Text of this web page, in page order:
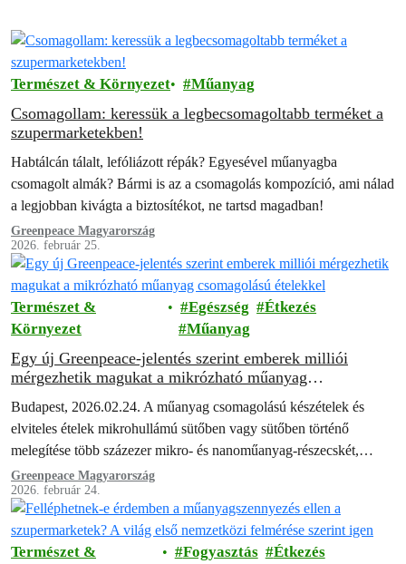
Természet & Környezet Műanyag
Csomagollam: keressük a legbecsomagoltabb terméket a
szupermarketekben!
Habtálcán tálalt, lefóliázott répák? Egyesével műanyagba
csomagolt almák? Bármi is az a csomagolás kompozíció, ami nálad
a legjobban kivágta a biztosítékot, ne tartsd magadban!
Greenpeace Magyarország
2026. február 25.
Természet &
Környezet
Egészség
Étkezés
Műanyag
Egy új Greenpeace-jelentés szerint emberek milliói
mérgezhetik magukat a mikrózható műanyag
Budapest, 2026.02.24. A műanyag csomagolású készételek és
elviteles ételek mikrohullámú sütőben vagy sütőben történő
melegítése több százezer mikro- és nanoműanyag-részecskét,
valamint mérgező vegyi anyagok „koktélját” juttathatja közvetlenül
az ételbe –…
Greenpeace Magyarország
2026. február 24.
Természet &
Fogyasztás
Étkezés